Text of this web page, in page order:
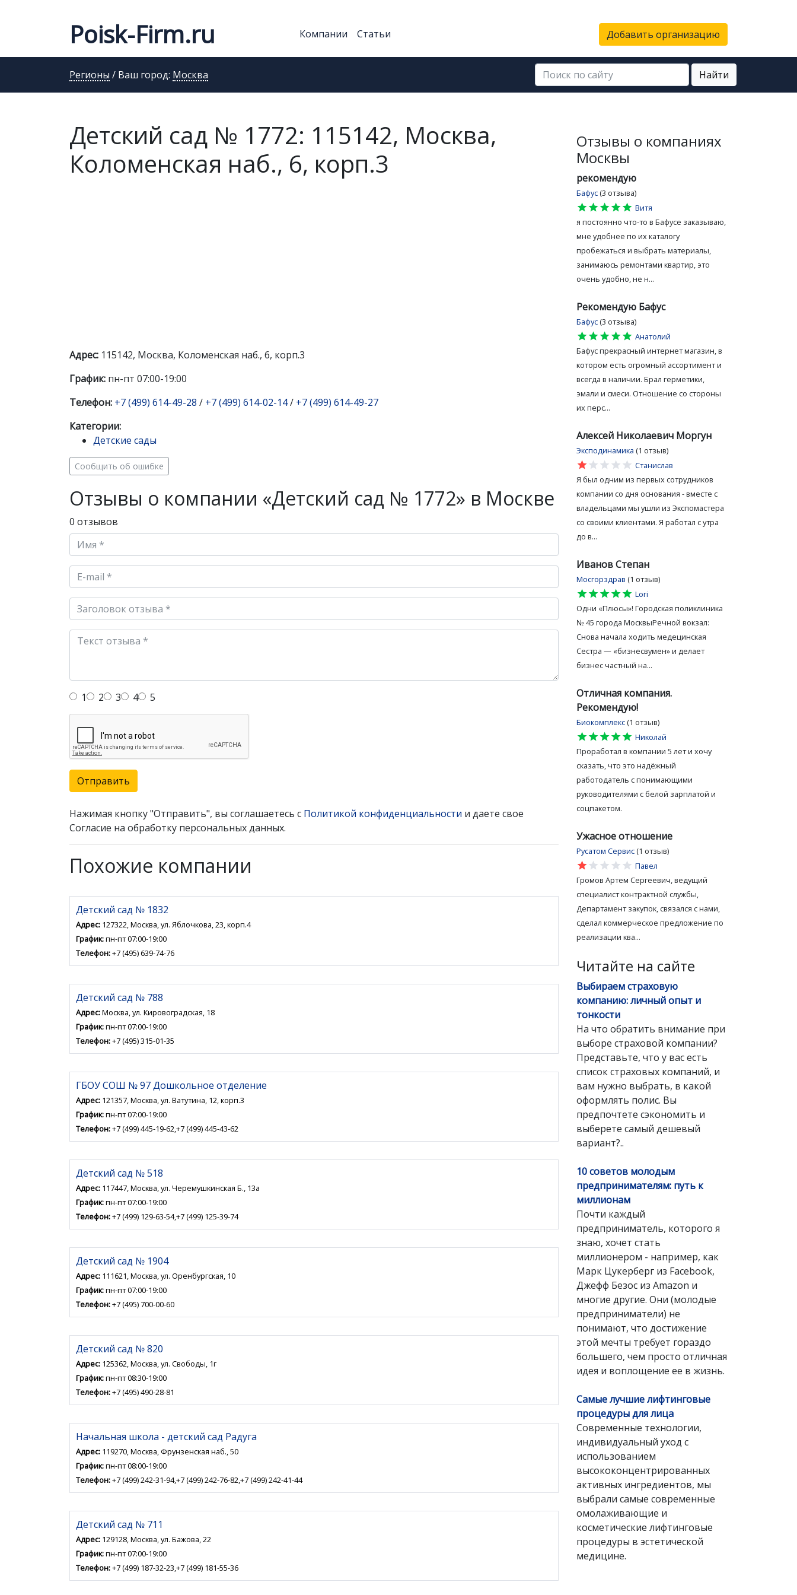
Poisk-Firm.ru Компании Статьи Добавить организацию
Регионы / Ваш город: Москва Найти
Детский сад № 1772: 115142, Москва,
Коломенская наб., 6, корп.3
Адрес: 115142, Москва, Коломенская наб., 6, корп.3
График: пн-пт 07:00-19:00
Телефон: +7 (499) 614-49-28 / +7 (499) 614-02-14/ +7 (499) 614-49-27
Категории:
Детские сады
Сообщить об ошибке
Отзывы о компании «Детский сад № 1772» в Москве
0 отзывов
1 2 3 4 5
Отправить
Нажимая кнопку "Отправить", вы соглашаетесь с Политикой конфиденциальности и даете свое
Согласие на обработку персональных данных.
Похожие компании
Детский сад № 1832
Адрес: 127322, Москва, ул. Яблочкова, 23, корп.4
График:пн-пт 07:00-19:00
Телефон:+7 (495) 639-74-76
Детский сад № 788
Адрес:Москва, ул. Кировоградская, 18
График:пн-пт 07:00-19:00
Телефон:+7 (495) 315-01-35
ГБОУ СОШ № 97 Дошкольное отделение
Адрес: 121357, Москва, ул. Ватутина, 12, корп.3
График:пн-пт 07:00-19:00
Телефон:+7 (499) 445-19-62,+7 (499) 445-43-62
Детский сад № 518
Адрес: 117447, Москва, ул. Черемушкинская Б., 13а
График:пн-пт 07:00-19:00
Телефон:+7 (499) 129-63-54,+7 (499) 125-39-74
Детский сад № 1904
Адрес: 111621, Москва, ул. Оренбургская, 10
График:пн-пт 07:00-19:00
Телефон:+7 (495) 700-00-60
Детский сад № 820
Адрес: 125362, Москва, ул. Свободы, 1г
График:пн-пт 08:30-19:00
Телефон:+7 (495) 490-28-81
Начальная школа - детский сад Радуга
Адрес: 119270, Москва, Фрунзенская наб., 50
График:пн-пт 08:00-19:00
Телефон:+7 (499) 242-31-94,+7 (499) 242-76-82,+7 (499) 242-41-44
Детский сад № 711
Адрес: 129128, Москва, ул. Бажова, 22
График:пн-пт 07:00-19:00
Телефон:+7 (499) 187-32-23,+7 (499) 181-55-36
Отзывы о компаниях
Москвы
рекомендую
Бафус (3 отзыва)
star
star
star
star
star
Витя
я постоянно что-то в Бафусе заказываю,
мне удобнее по их каталогу
пробежаться и выбрать материалы,
занимаюсь ремонтами квартир, это
очень удобно, не н...
Рекомендую Бафус
Бафус (3 отзыва)
star
star
star
star
star
Анатолий
Бафус прекрасный интернет магазин, в
котором есть огромный ассортимент и
всегда в наличии. Брал герметики,
эмали и смеси. Отношение со стороны
их перс...
Алексей Николаевич Моргун
Эксподинамика (1 отзыв)
star
star
star
star
star
Станислав
Я был одним из первых сотрудников
компании со дня основания - вместе с
владельцами мы ушли из Экспомастера
со своими клиентами. Я работал с утра
до в...
Иванов Степан
Мосгорздрав (1 отзыв)
star
star
star
star
star
Lori
Одни «Плюсы»! Городская поликлиника
№ 45 города МосквыРечной вокзал:
Снова начала ходить медецинская
Сестра — «бизнесвумен» и делает
бизнес частный на...
Отличная компания.
Рекомендую!
Биокомплекс (1 отзыв)
star
star
star
star
star
Николай
Проработал в компании 5 лет и хочу
сказать, что это надёжный
работодатель с понимающими
руководителями с белой зарплатой и
соцпакетом.
Ужасное отношение
Русатом Сервис (1 отзыв)
star
star
star
star
star
Павел
Громов Артем Сергеевич, ведущий
специалист контрактной службы,
Департамент закупок, связался с нами,
сделал коммерческое предложение по
реализации ква...
Читайте на сайте
Выбираем страховую
компанию: личный опыт и
тонкости
На что обратить внимание при
выборе страховой компании?
Представьте, что у вас есть
список страховых компаний, и
вам нужно выбрать, в какой
оформлять полис. Вы
предпочтете сэкономить и
выберете самый дешевый
вариант?..
10 советов молодым
предпринимателям: путь к
миллионам
Почти каждый
предприниматель, которого я
знаю, хочет стать
миллионером - например, как
Марк Цукерберг из Facebook,
Джефф Безос из Amazon и
многие другие. Они (молодые
предприниматели) не
понимают, что достижение
этой мечты требует гораздо
большего, чем просто отличная
идея и воплощение ее в жизнь.
Самые лучшие лифтинговые
процедуры для лица
Современные технологии,
индивидуальный уход с
использованием
высококонцентрированных
активных ингредиентов, мы
выбрали самые современные
омолаживающие и
косметические лифтинговые
процедуры в эстетической
медицине.